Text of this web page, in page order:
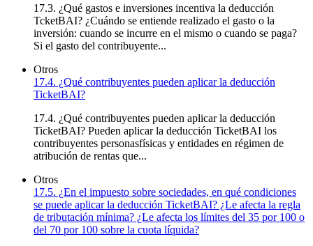
17.3. ¿Qué gastos e inversiones incentiva la deducción
TcketBAI? ¿Cuándo se entiende realizado el gasto o la
inversión: cuando se incurre en el mismo o cuando se paga?
Si el gasto del contribuyente...
Otros
17.4. ¿Qué contribuyentes pueden aplicar la deducción
TicketBAI?
17.4. ¿Qué contribuyentes pueden aplicar la deducción
TicketBAI? Pueden aplicar la deducción TicketBAI los
contribuyentes personasfísicas y entidades en régimen de
atribución de rentas que...
Otros
17.5. ¿En el impuesto sobre sociedades, en qué condiciones
se puede aplicar la deducción TicketBAI? ¿Le afecta la regla
de tributación mínima? ¿Le afecta los límites del 35 por 100 o
del 70 por 100 sobre la cuota líquida?